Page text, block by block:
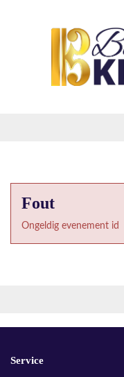
Fout
Ongeldig evenement id
Service